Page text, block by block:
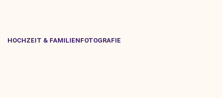
HOCHZEIT & FAMILIENFOTOGRAFIE